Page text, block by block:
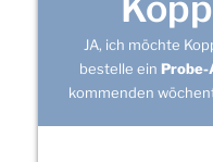
JA, ich möchte
bestelle ein Probe-
kommenden